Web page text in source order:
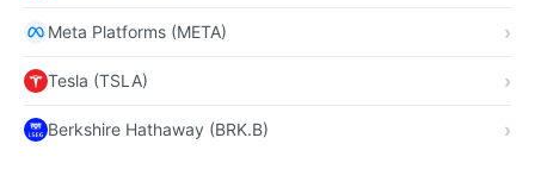
Meta Platforms (META)
Tesla (TSLA)
Berkshire Hathaway (BRK.B)